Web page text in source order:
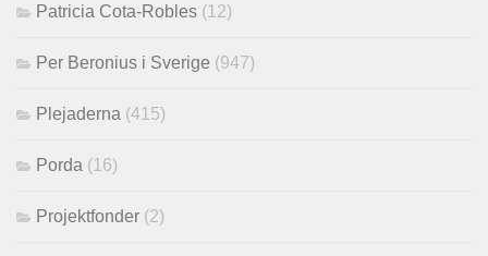
Patricia Cota-Robles (12)
Per Beronius i Sverige (947)
Plejaderna (415)
Porda (16)
Projektfonder (2)